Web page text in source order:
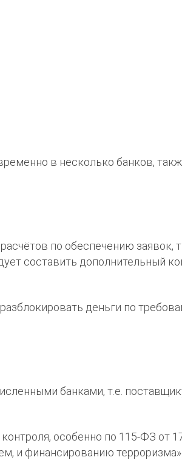
в несколько банков,
по обеспечению заявок,
составить дополнительный
деньги по
банками, т.е.
особенно по 115-ФЗ от
и финансированию